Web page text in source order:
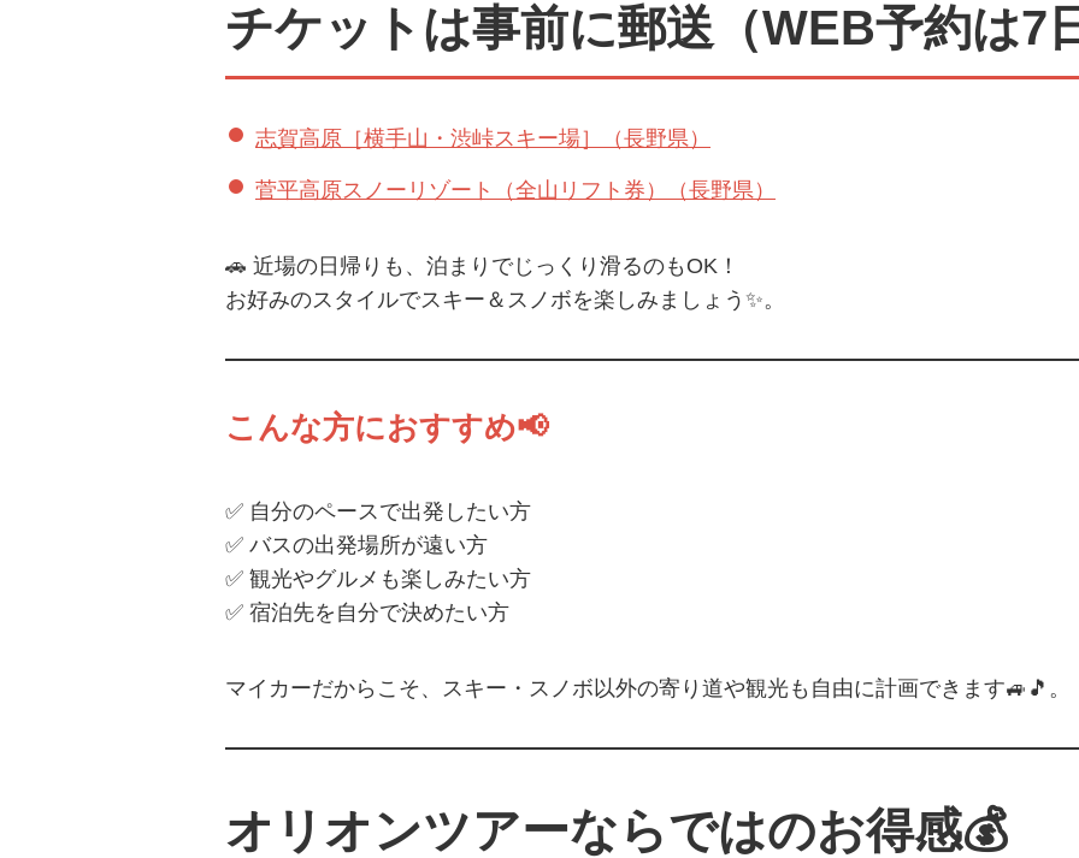
チケットは事前に郵送（WEB予約は7
志賀高原［横手山・渋峠スキー場］（長野県）
菅平高原スノーリゾート（全山リフト券）（長野県）
🚗 近場の日帰り も、 泊まりでじっくり滑るのもOK！
お好みのスタイルでスキー＆スノボを楽しみましょう✨。
こんな方におすすめ📢
✅ 自分のペースで出発したい方
✅ バスの出発場所が遠い方
✅ 観光やグルメも楽しみたい方
✅ 宿泊先を自分で決めたい方
マイカーだからこそ、スキー・スノボ以外の寄り道や観光も自由に計画できます🚙🎵。
オリオンツアーならではのお得感💰